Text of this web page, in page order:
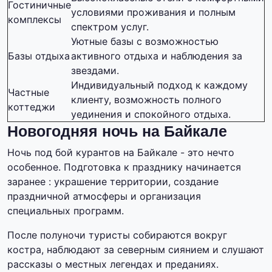
Гостиничные
комплексы
условиями проживания и полным
спектром услуг.
Базы отдыха
Уютные базы с возможностью
активного отдыха и наблюдения за
звездами.
Частные
коттеджи
Индивидуальный подход к каждому
клиенту, возможность полного
уединения и спокойного отдыха.
Новогодняя ночь на Байкале
Ночь под бой курантов на Байкале - это нечто
особенное. Подготовка к празднику начинается
заранее : украшение территории, создание
праздничной атмосферы и организация
специальных программ.
После полуночи туристы собираются вокруг
костра, наблюдают за северным сиянием и слушают
рассказы о местных легендах и преданиях.